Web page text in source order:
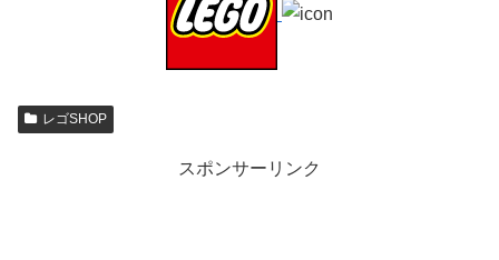
レゴSHOP
スポンサーリンク